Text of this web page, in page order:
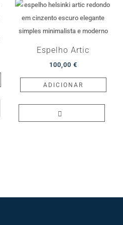
Espelho Artic
100,00 €
ADICIONAR